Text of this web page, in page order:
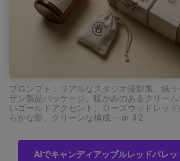
プロンプト：リアルなスタジオ撮影風、紙
ザン製品パッケージ。暖かみのあるクリー
いゴールドアクセント、ローズウッドレッ
らかな影、クリーンな構成 --ar 3:2
AIでキャンディアップルレッドパレ